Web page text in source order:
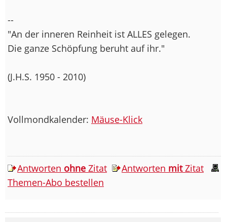
--
"An der inneren Reinheit ist ALLES gelegen.
Die ganze Schöpfung beruht auf ihr."
(J.H.S. 1950 - 2010)
Vollmondkalender: Mäuse-Klick
Antworten ohne Zitat Antworten mitZitat
Themen-Abo bestellen